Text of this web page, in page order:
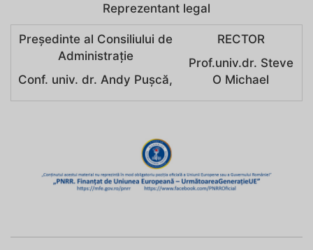
Reprezentant legal
Președinte al Consiliului de
Administrație
Conf. univ. dr. Andy Puşcă,
RECTOR
Prof.univ.dr. Steve
O Michael